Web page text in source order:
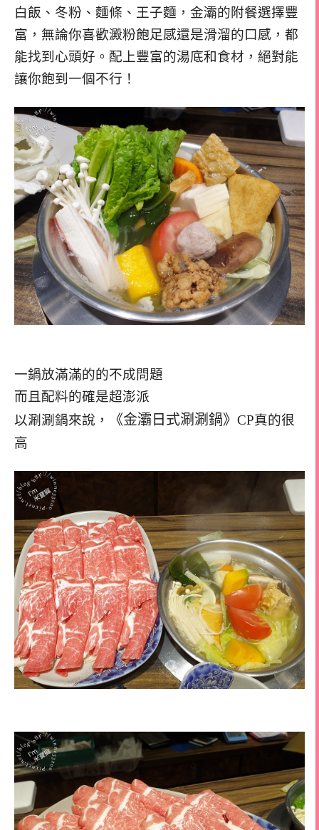
白飯、冬粉、麵條、王子麵，金灞的附餐選擇豐
富，無論你喜歡澱粉飽足感還是滑溜的口感，都
能找到心頭好。配上豐富的湯底和食材，絕對能
讓你飽到一個不行！
一鍋放滿滿的的不成問題
而且配料的確是超澎派
以涮涮鍋來說，
《金灞日式涮涮鍋》 CP真的很
高